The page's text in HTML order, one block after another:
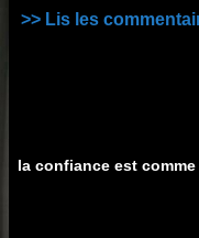
>> Lis les
la confiance est